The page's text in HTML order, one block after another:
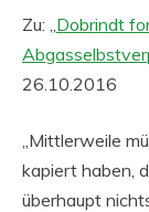
Zu: „ Dobrindt
26.10.2016
„Mittlerweile
kapiert haben,
überhaupt